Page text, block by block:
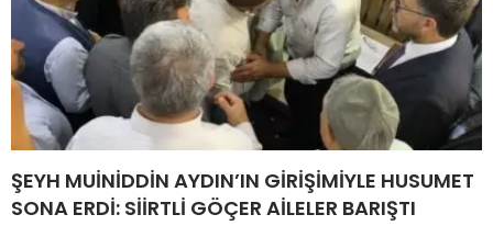
ŞEYH MUİNİDDİN AYDIN’IN GİRİŞİMİYLE HUSUMET
SONA ERDİ: SİİRTLİ GÖÇER AİLELER BARIŞTI